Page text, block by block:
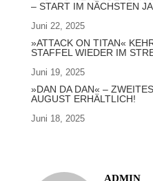
– START IM NÄCHSTEN
Juni 22, 2025
»ATTACK ON TITAN«
STAFFEL WIEDER IM
Juni 19, 2025
»DAN DA DAN« –
AUGUST ERHÄLTLICH!
Juni 18, 2025
ADMIN